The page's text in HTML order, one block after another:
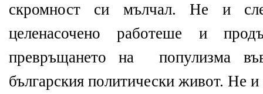
скромност си мълчал. Не и
целенасочено работеше и
превръщането на популизма
българския политически живот. Не и